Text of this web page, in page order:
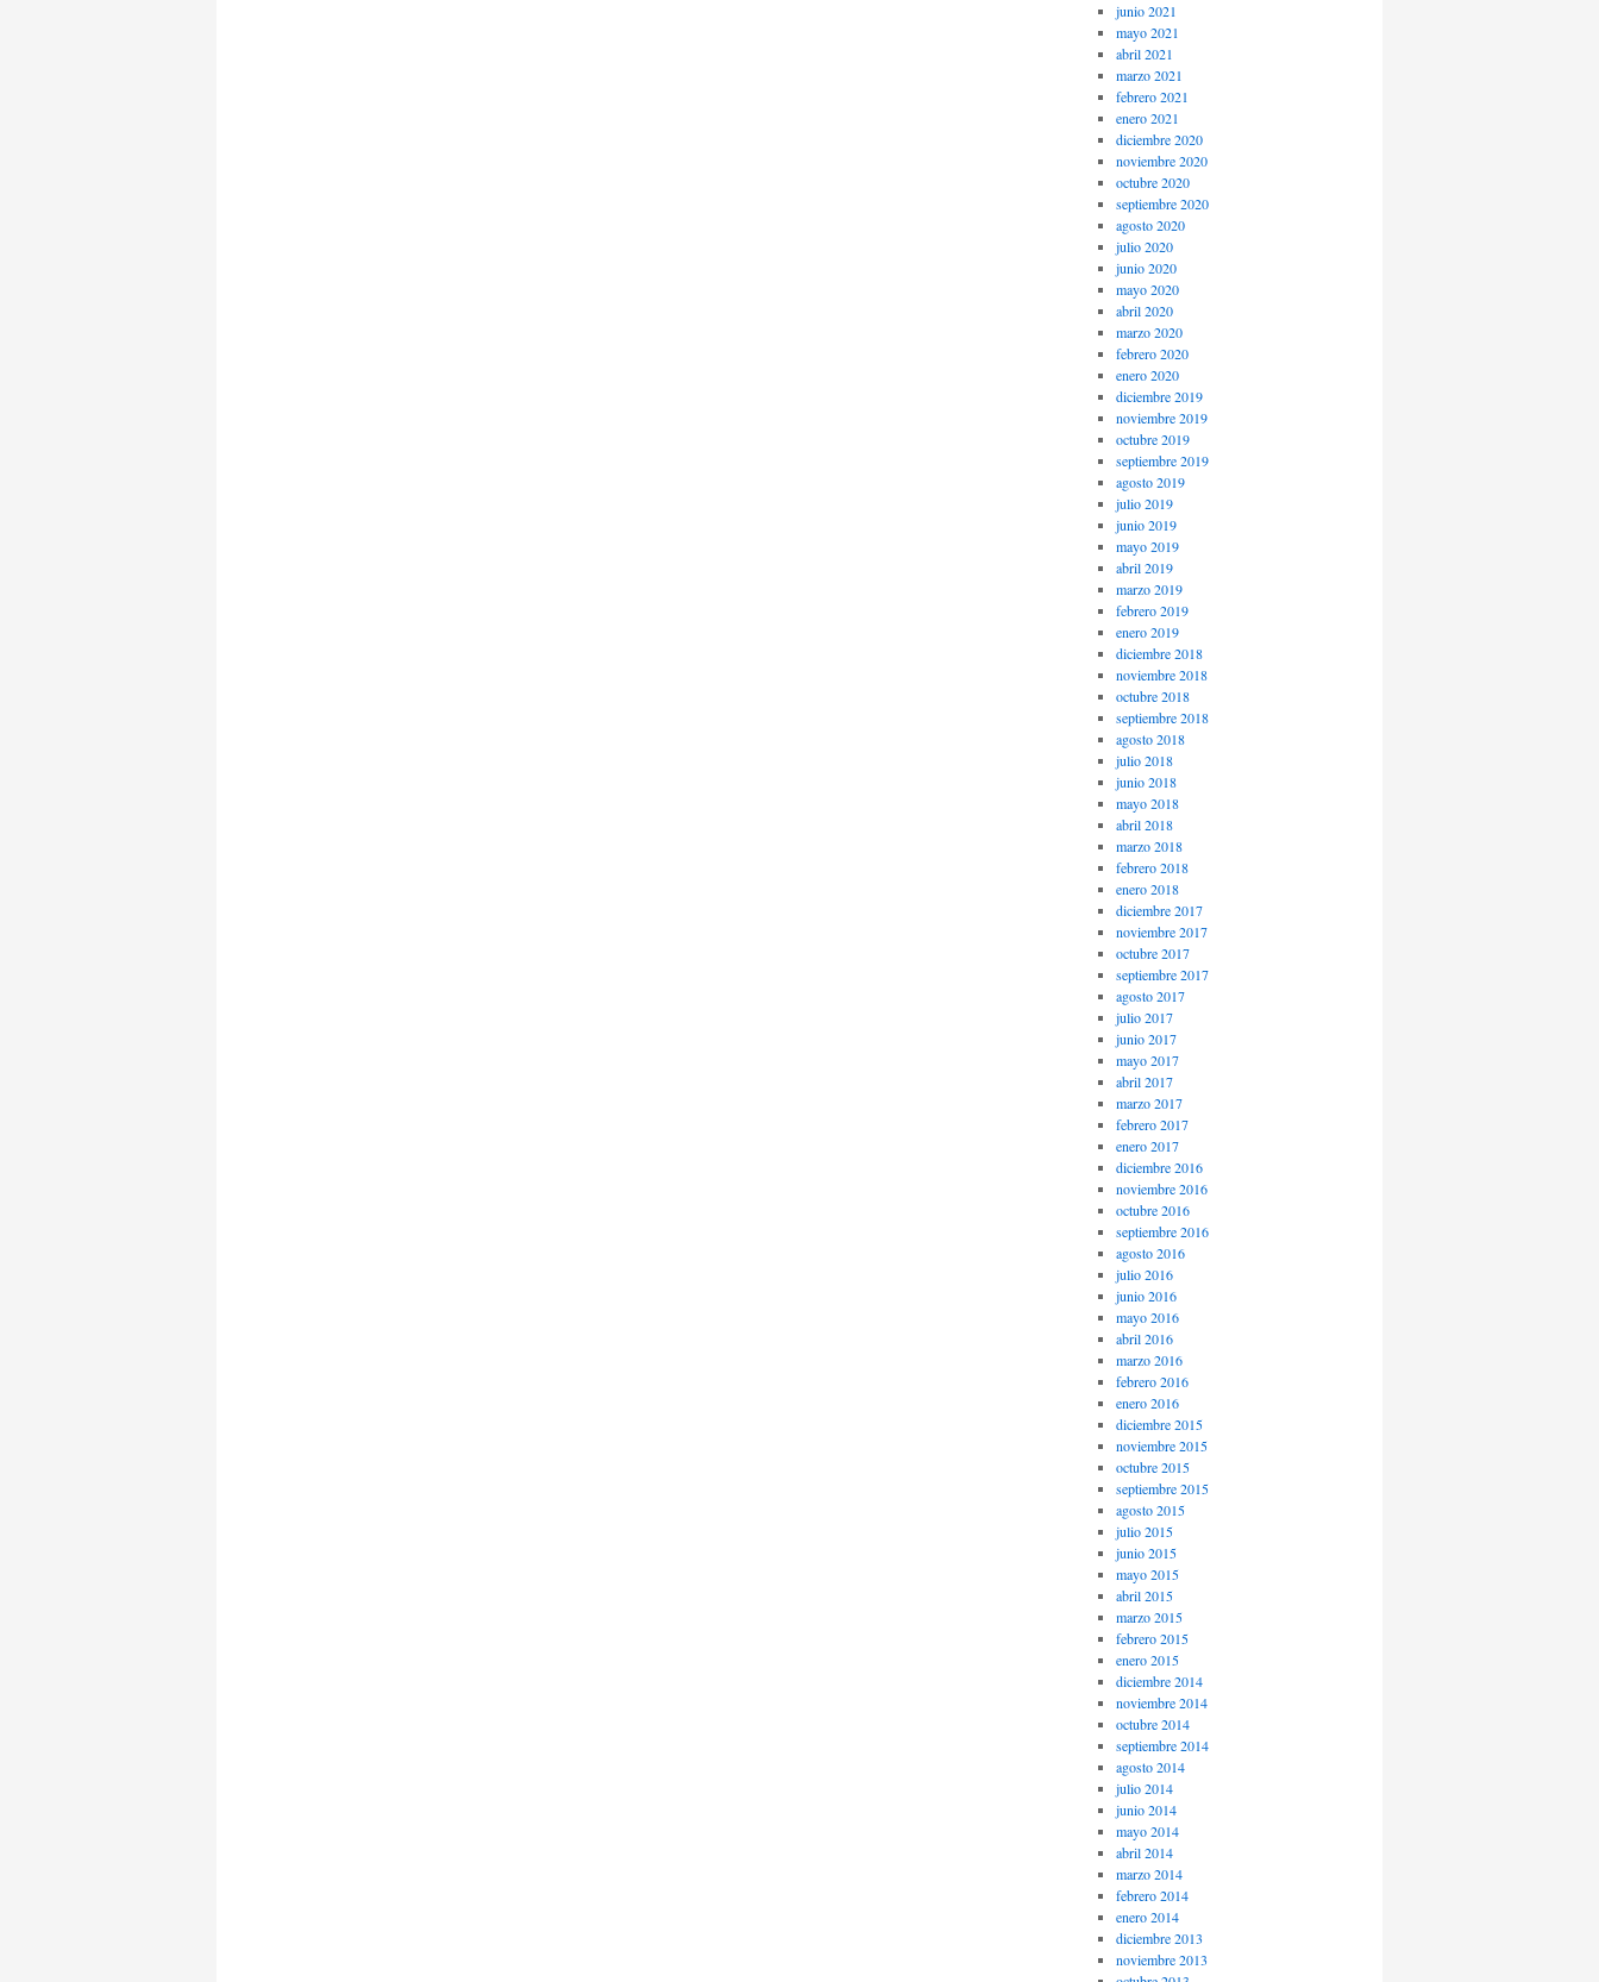
junio 2021
mayo 2021
abril 2021
marzo 2021
febrero 2021
enero 2021
diciembre 2020
noviembre 2020
octubre 2020
septiembre 2020
agosto 2020
julio 2020
junio 2020
mayo 2020
abril 2020
marzo 2020
febrero 2020
enero 2020
diciembre 2019
noviembre 2019
octubre 2019
septiembre 2019
agosto 2019
julio 2019
junio 2019
mayo 2019
abril 2019
marzo 2019
febrero 2019
enero 2019
diciembre 2018
noviembre 2018
octubre 2018
septiembre 2018
agosto 2018
julio 2018
junio 2018
mayo 2018
abril 2018
marzo 2018
febrero 2018
enero 2018
diciembre 2017
noviembre 2017
octubre 2017
septiembre 2017
agosto 2017
julio 2017
junio 2017
mayo 2017
abril 2017
marzo 2017
febrero 2017
enero 2017
diciembre 2016
noviembre 2016
octubre 2016
septiembre 2016
agosto 2016
julio 2016
junio 2016
mayo 2016
abril 2016
marzo 2016
febrero 2016
enero 2016
diciembre 2015
noviembre 2015
octubre 2015
septiembre 2015
agosto 2015
julio 2015
junio 2015
mayo 2015
abril 2015
marzo 2015
febrero 2015
enero 2015
diciembre 2014
noviembre 2014
octubre 2014
septiembre 2014
agosto 2014
julio 2014
junio 2014
mayo 2014
abril 2014
marzo 2014
febrero 2014
enero 2014
diciembre 2013
noviembre 2013